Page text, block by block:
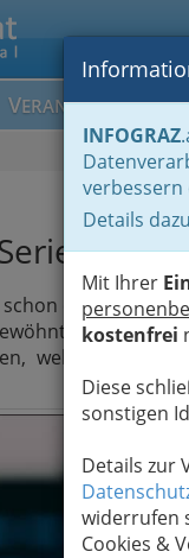
VERANSTALTUNGEN
INFOGRAZ
Details
Mit Ihrer
kostenfrei
Diese
sonstigen
Details zur
widerrufen
Cookies &
des
ein paar
haben. Wir
welche